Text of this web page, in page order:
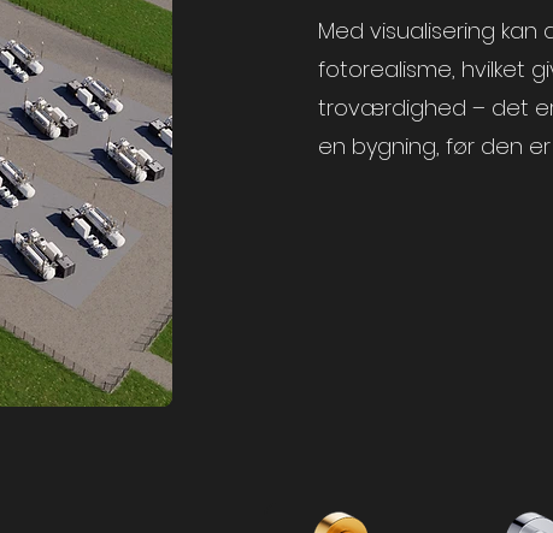
Med visualisering
fotorealisme, hvilket
troværdighed – det
en bygning, før den